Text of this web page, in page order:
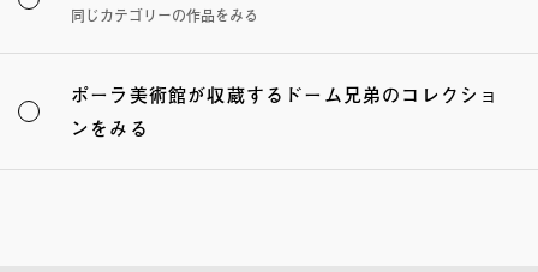
同じカテゴリーの作品をみる
ポーラ美術館が収蔵するドーム兄弟のコレクショ
ンをみる